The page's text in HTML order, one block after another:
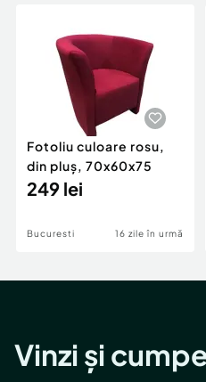
Animale de companie
Afaceri și echipamente
Inchiriere Bunuri si Vehicule
Piese auto si accesorii
Dacia Duster
Fotoliu culoare rosu,
din pluș, 70x60x75
249 lei
Bucuresti 16 zile în urmă
Vinzi și